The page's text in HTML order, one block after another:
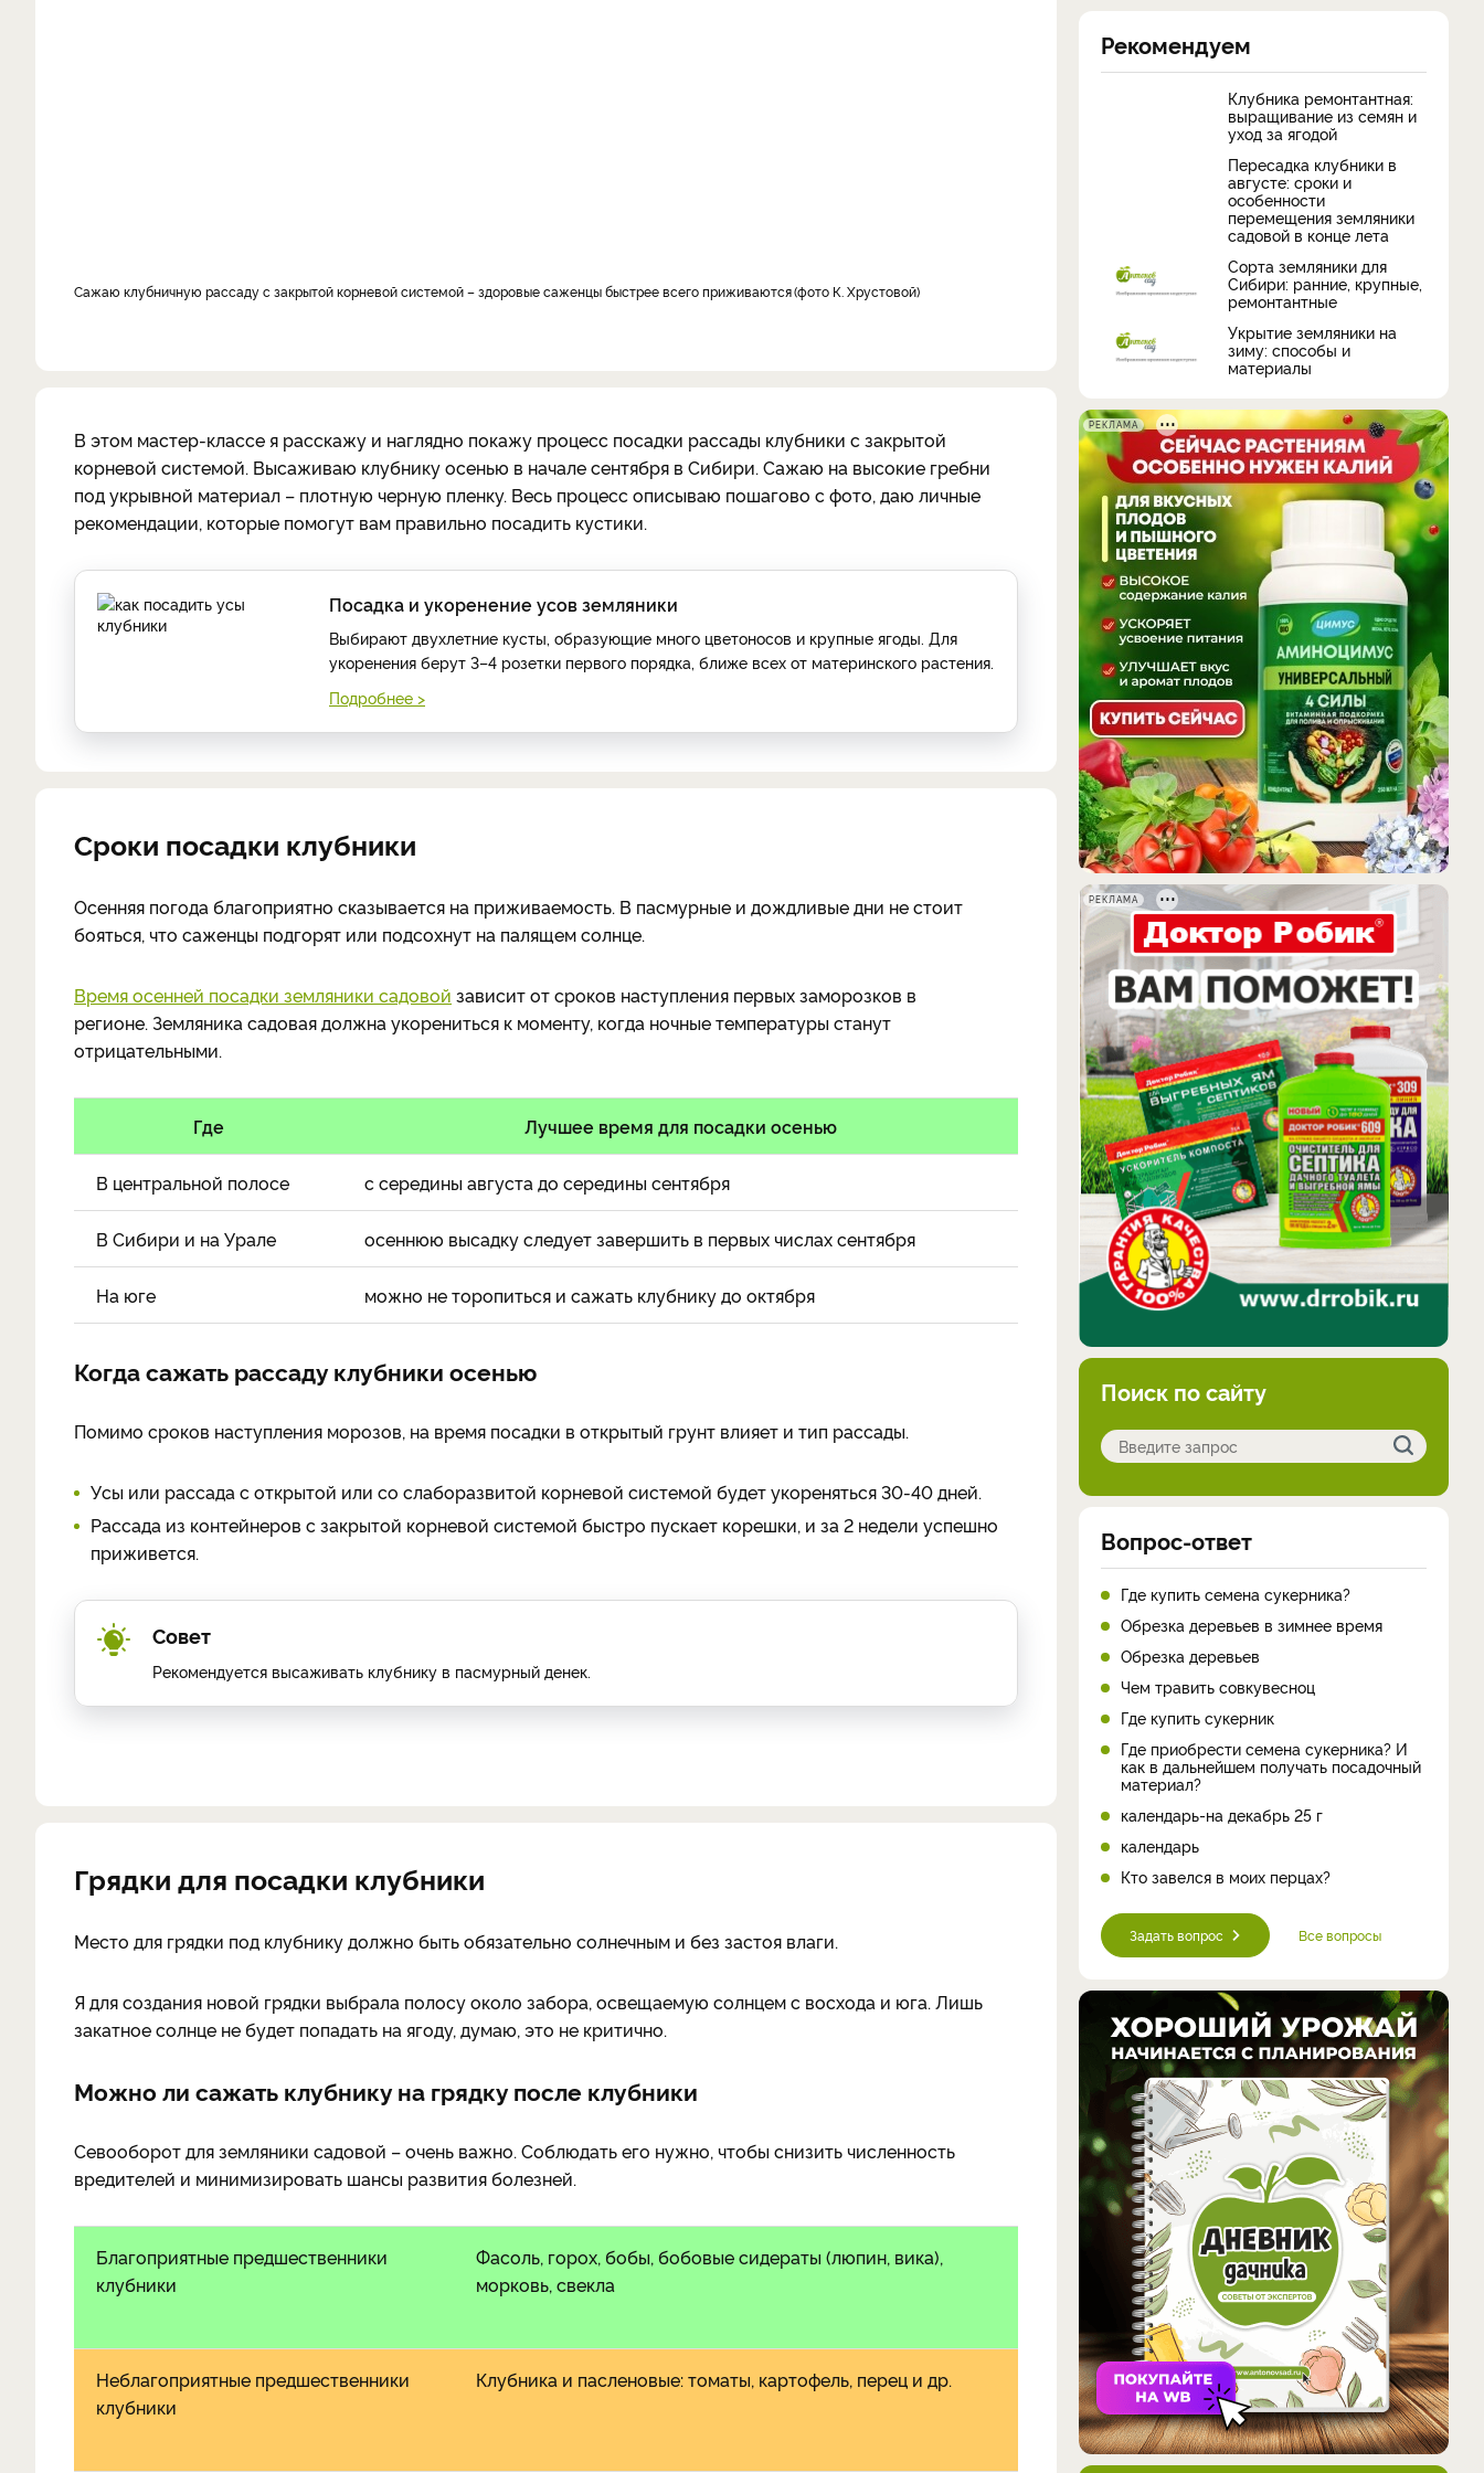
Сажаю клубничную рассаду с закрытой корневой системой – здоровые саженцы быстрее всего приживаются фото К. Хрустовой
В этом мастер-классе я расскажу и наглядно покажу процесс посадки рассады клубники с закрытой
корневой системой. Высаживаю клубнику осенью в начале сентября в Сибири. Сажаю на высокие гребни
под укрывной материал – плотную черную пленку. Весь процесс описываю пошагово с фото, даю личные
рекомендации, которые помогут вам правильно посадить кустики.
Посадка и укоренение усов земляники
Выбирают двухлетние кусты, образующие много цветоносов и крупные ягоды. Для
укоренения берут 3–4 розетки первого порядка, ближе всех от материнского растения.
Подробнее >
Сроки посадки клубники
Осенняя погода благоприятно сказывается на приживаемость. В пасмурные и дождливые дни не стоит
бояться, что саженцы подгорят или подсохнут на палящем солнце.
Время осенней посадки земляники садовой зависит от сроков наступления первых заморозков в
регионе. Земляника садовая должна укорениться к моменту, когда ночные температуры станут
отрицательными.
Где Лучшее время для посадки осенью
В центральной полосе с середины августа до середины сентября
В Сибири и на Урале осеннюю высадку следует завершить в первых числах сентября
На юге можно не торопиться и сажать клубнику до октября
Когда сажать рассаду клубники осенью
Помимо сроков наступления морозов, на время посадки в открытый грунт влияет и тип рассады.
Усы или рассада с открытой или со слаборазвитой корневой системой будет укореняться 30-40 дней.
Рассада из контейнеров с закрытой корневой системой быстро пускает корешки, и за 2 недели успешно
приживется.
Совет
Рекомендуется высаживать клубнику в пасмурный денек.
Грядки для посадки клубники
Место для грядки под клубнику должно быть обязательно солнечным и без застоя влаги.
Я для создания новой грядки выбрала полосу около забора, освещаемую солнцем с восхода и юга. Лишь
закатное солнце не будет попадать на ягоду, думаю, это не критично.
Можно ли сажать клубнику на грядку после клубники
Севооборот для земляники садовой – очень важно. Соблюдать его нужно, чтобы снизить численность
вредителей и минимизировать шансы развития болезней.
Благоприятные предшественники
клубники
Фасоль, горох, бобы, бобовые сидераты (люпин, вика),
морковь, свекла
Неблагоприятные предшественники
клубники
Клубника и пасленовые: томаты, картофель, перец и др.
Рекомендуем
Клубника ремонтантная:
выращивание из семян и
уход за ягодой
Пересадка клубники в
августе: сроки и
особенности
перемещения земляники
садовой в конце лета
Сорта земляники для
Сибири: ранние, крупные,
ремонтантные
Укрытие земляники на
зиму: способы и
материалы
РЕКЛАМА
РЕКЛАМА
Поиск по сайту
Вопрос-ответ
Где купить семена сукерника?
Обрезка деревьев в зимнее время
Обрезка деревьев
Чем травить совкувесноц
Где купить сукерник
Где приобрести семена сукерника? И
как в дальнейшем получать посадочный
материал?
календарь-на декабрь 25 г
календарь
Кто завелся в моих перцах?
Задать вопрос Все вопросы